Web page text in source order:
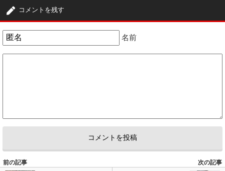
撮影、楽しそうだなぁ～
5 匿名 ( 2023年1月22日 2:41 PM ) ID:NTgzMDhhZj
コメントを残す
名前
前の記事
次の記事